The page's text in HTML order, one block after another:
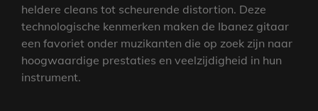
heldere cleans tot scheurende distortion. Deze
technologische kenmerken maken de Ibanez gitaar
een favoriet onder muzikanten die op zoek zijn naar
hoogwaardige prestaties en veelzijdigheid in hun
instrument.